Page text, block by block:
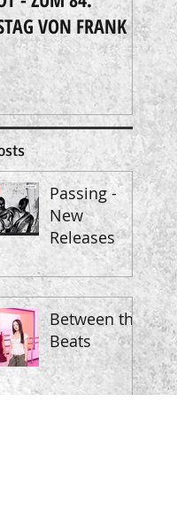
VON FRANK
Passing -
New
Releases
Between the
Beats